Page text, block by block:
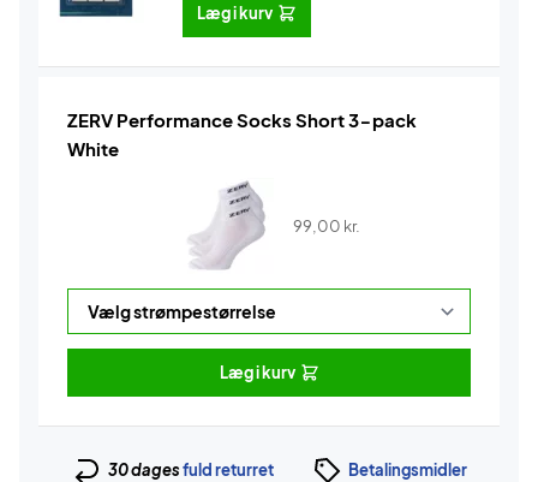
Læg i kurv
ZERV Performance Socks Short 3-pack
White
99,00 kr.
Læg i kurv
30 dagesfuld returret Betalingsmidler